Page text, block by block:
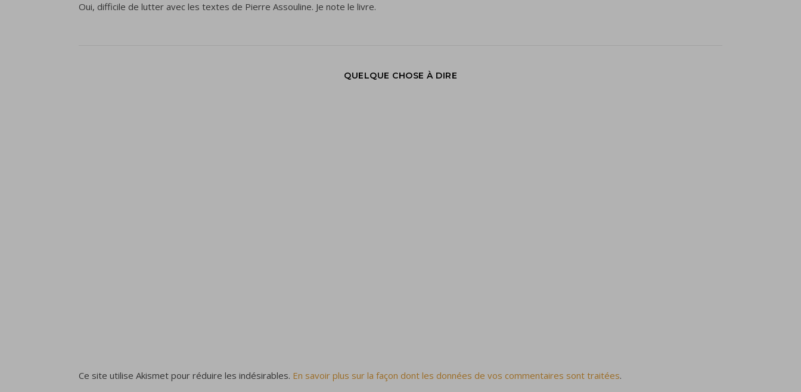
Oui, difficile de lutter avec les textes de Pierre Assouline. Je note le livre.
QUELQUE CHOSE À DIRE
Ce site utilise Akismet pour réduire les indésirables. En savoir plus sur la façon dont les données de vos commentaires sont traitées.